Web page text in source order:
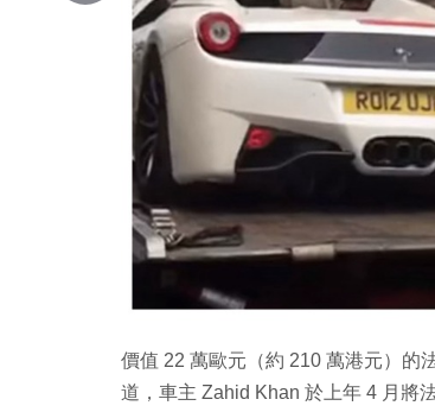
價值 22 萬歐元（約 210 萬港元）的
道，車主 Zahid Khan 於上年 4 月將
Copy